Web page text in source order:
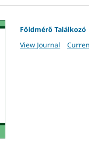
Földmérő Találkozó
View Journal